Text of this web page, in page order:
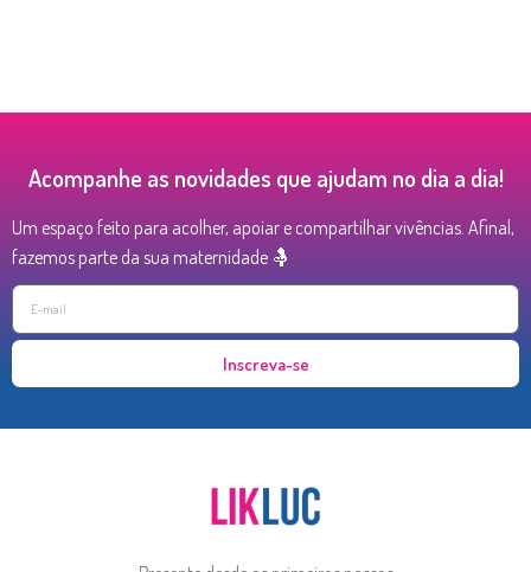
Acompanhe as novidades que ajudam no dia a dia!
Um espaço feito para acolher, apoiar e compartilhar vivências. Afinal,
fazemos parte da sua maternidade 🤱
Inscreva-se